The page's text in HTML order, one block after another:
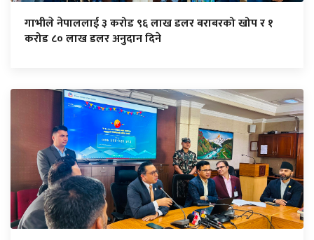
गाभीले नेपाललाई ३ करोड ९६ लाख डलर बराबरको खोप र १
करोड ८० लाख डलर अनुदान दिने